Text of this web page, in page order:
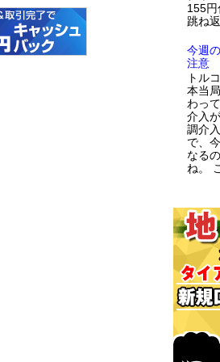
155
跳ね
今週
注意
トル
本当
わっ
介入
調介
で、
なる
ね。